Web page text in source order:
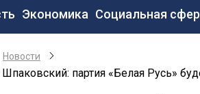
Экономика Социальная
Новости
партия «Белая Русь»